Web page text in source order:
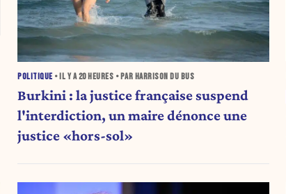
POLITIQUE • IL Y A20 HEURES • PAR HARRISON DU BUS
Burkini : la justice française suspend
l'interdiction, un maire dénonce une
justice «hors-sol»